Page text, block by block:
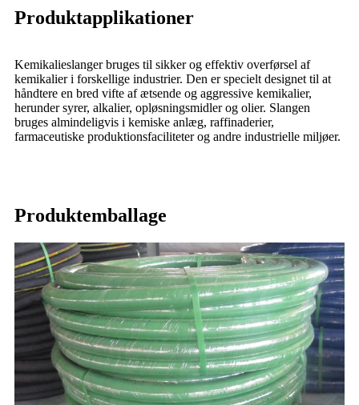
Produktapplikationer
Kemikalieslanger bruges til sikker og effektiv overførsel af
kemikalier i forskellige industrier. Den er specielt designet til at
håndtere en bred vifte af ætsende og aggressive kemikalier,
herunder syrer, alkalier, opløsningsmidler og olier. Slangen
bruges almindeligvis i kemiske anlæg, raffinaderier,
farmaceutiske produktionsfaciliteter og andre industrielle miljøer.
Produktemballage